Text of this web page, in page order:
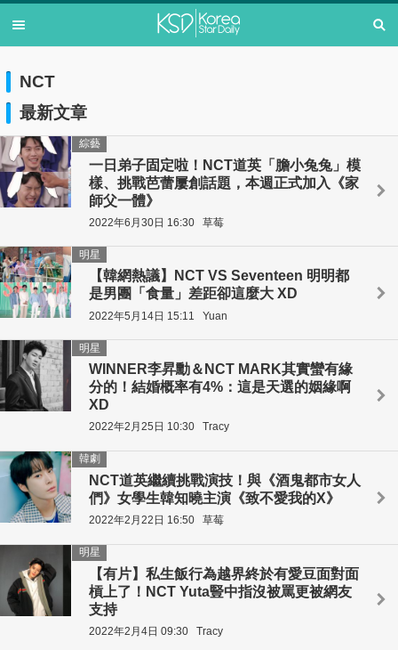
NCT
最新文章
一日弟子固定啦！NCT道英「膽小兔兔」模
樣、挑戰芭蕾屢創話題，本週正式加入《家
師父一體》
綜藝
2022年6月30日 16:30 草莓
【韓網熱議】NCT VS Seventeen 明明都
是男團「食量」差距卻這麼大 XD
明星
2022年5月14日 15:11 Yuan
WINNER李昇勳＆NCT MARK其實蠻有緣
分的！結婚概率有4%：這是天選的姻緣啊
XD
明星
2022年2月25日 10:30 Tracy
NCT道英繼續挑戰演技！與《酒鬼都市女人
們》女學生韓知曉主演《致不愛我的X》
韓劇
2022年2月22日 16:50 草莓
【有片】私生飯行為越界終於有愛豆面對面
槓上了！NCT Yuta豎中指沒被罵更被網友
支持
明星
2022年2月4日 09:30 Tracy